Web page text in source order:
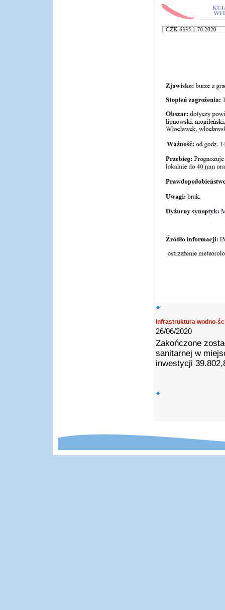
Infrastruktura wodno-
26/06/2020
Zakończone
sanitarnej w
inwestycji